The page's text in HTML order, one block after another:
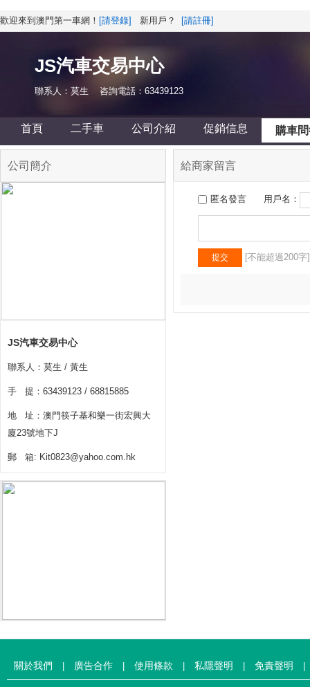
歡迎來到澳門第一車網！ [請登錄] 新用戶？ [請註冊]
JS汽車交易中心
聯系人：莫生 咨詢電話：63439123
首頁 二手車 公司介紹 促銷信息 購車
公司簡介
JS汽車交易中心
聯系人：莫生 / 黃生
手 提：63439123 / 68815885
地 址：澳門筷子基和樂一街宏興大
廈23號地下J
郵 箱: Kit0823@yahoo.com.hk
給商家留言
匿名發言 用戶名：
[不能超過200字]
關於我們 廣告合作 使用條款 私隱聲明 免責聲明